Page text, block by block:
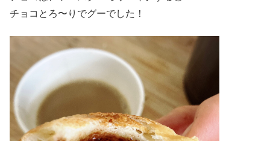
チョコとろ〜りでグーでした！